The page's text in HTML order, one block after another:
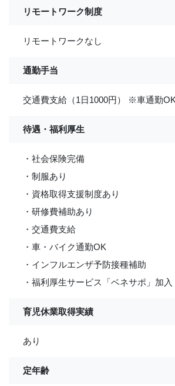
リモートワーク制度
リモートワークなし
通勤手当
交通費支給（1日1000円） ※車通勤OK
待遇・福利厚生
・社会保険完備
・制服あり
・資格取得支援制度あり
・研修費補助あり
・交通費支給
・車・バイク通勤OK
・インフルエンザ予防接種補助
・福利厚生サービス「ベネサポ」加入
育児休業取得実績
あり
定年齢